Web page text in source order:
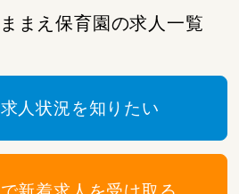
まえ保育園の求人一覧
人状況を知りたい